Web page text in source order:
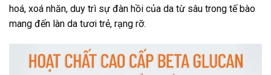
hoá, xoá nhăn, duy trì sự đàn hồi của da từ sâu trong tế bào
mang đến làn da tươi trẻ, rạng rỡ.